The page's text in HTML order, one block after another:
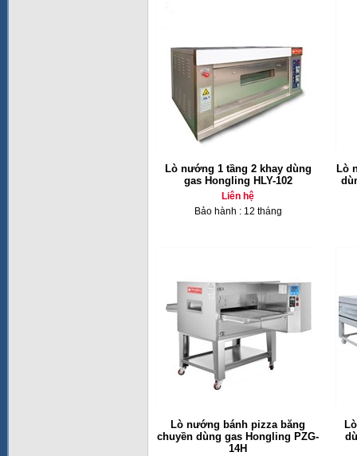
Lò nướng 1 tầng 2 khay dùng
gas Hongling HLY-102
Liên hệ
Bảo hành : 12 tháng
Lò
Lò nướng bánh pizza băng
chuyền dùng gas Hongling PZG-
14H